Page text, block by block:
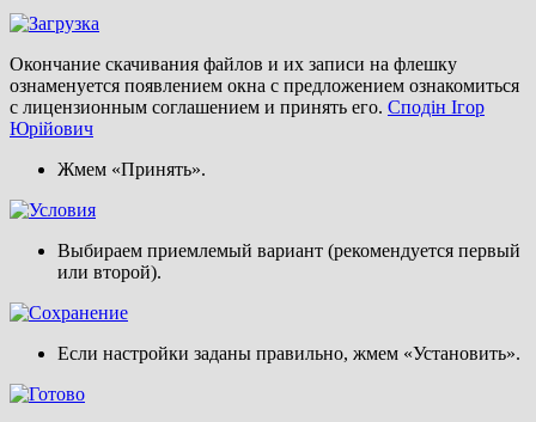
Окончание скачивания файлов и их записи на флешку
ознаменуется появлением окна с предложением ознакомиться
с лицензионным соглашением и принять его. Сподін Ігор
Юрійович
Жмем «Принять».
Выбираем приемлемый вариант (рекомендуется первый
или второй).
Если настройки заданы правильно, жмем «Установить».